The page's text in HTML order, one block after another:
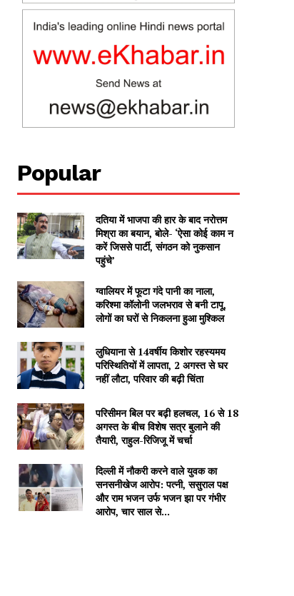
Popular
दतिया में भाजपा की हार के बाद नरोत्तम
मिश्रा का बयान, बोले- ‘ऐसा कोई काम न
करें जिससे पार्टी, संगठन को नुकसान
पहुंचे’
ग्वालियर में फूटा गंदे पानी का नाला,
करिश्मा कॉलोनी जलभराव से बनी टापू,
लोगों का घरों से निकलना हुआ मुश्किल
लुधियाना से 14वर्षीय किशोर रहस्यमय
परिस्थितियों में लापता, 2 अगस्त से घर
नहीं लौटा, परिवार की बढ़ी चिंता
परिसीमन बिल पर बढ़ी हलचल, 16 से 18
अगस्त के बीच विशेष सत्र बुलाने की
तैयारी, राहुल-रिजिजू में चर्चा
दिल्ली में नौकरी करने वाले युवक का
सनसनीखेज आरोप: पत्नी, ससुराल पक्ष
और राम भजन उर्फ भजन झा पर गंभीर
आरोप, चार साल से...